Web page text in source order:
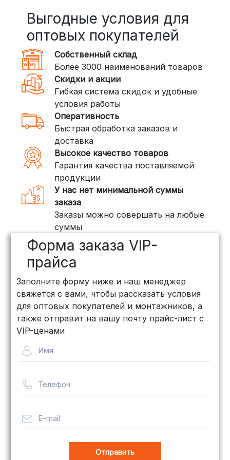
пунктов выдачи или курьером.
Сроки — от 2 дней, стоимость — от
350 рублей
DPD: Международная служба
доставки, которая работает и
внутри России. Сроки — от 2 дней,
стоимость — от 400 рублей
3. Доставка крупногабаритных грузов
(ПЭК, КИТ, Байкал Сервис)
Если ваш заказ включает большие или
тяжелые товары, мы рекомендуем
воспользоваться услугами компаний,
специализирующихся на доставке
грузов:
ПЭК: Сроки доставки — от 3 до 10
дней, стоимость рассчитывается
индивидуально (минимум
рублей
объемных заказов. Сроки — от 3
дней, стоимость — от500 рублей
Байкал Сервис: Идеально подходит
для крупногабаритных товаров.
рассчитывается индивидуально
Важно! Мы заботимся о том, чтобы
целости и сохранности, независимо
от их размера.
Выгодные условия для
оптовых покупателей
Собственный склад
Более 3000 наименований товаров
Скидки и акции
Гибкая система скидок и удобные
условия работы
Оперативность
Быстрая обработка заказов и
доставка
Высокое качество товаров
Гарантия качества поставляемой
продукции
У нас нет минимальной суммы
заказа
Заказы можно совершать на любые
суммы
Форма заказа VIP-
прайса
Заполните форму ниже и наш менеджер
свяжется с вами, чтобы рассказать условия
для оптовых покупателей и монтажников, а
также отправит на вашу почту прайс-лист с
VIP-ценами
Имя
Телефон
E-mail